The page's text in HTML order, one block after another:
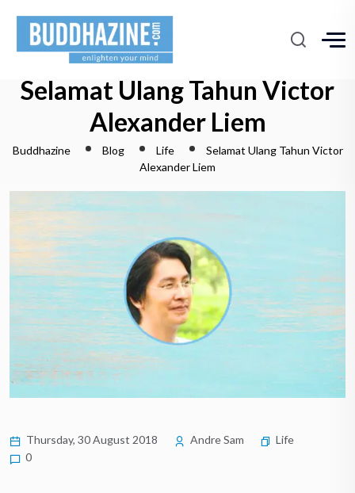
Selamat Ulang Tahun Victor
Alexander Liem
Buddhazine Blog Life
Selamat Ulang Tahun Victor
Alexander Liem
Thursday, 30 August 2018 Andre Sam
Life
0